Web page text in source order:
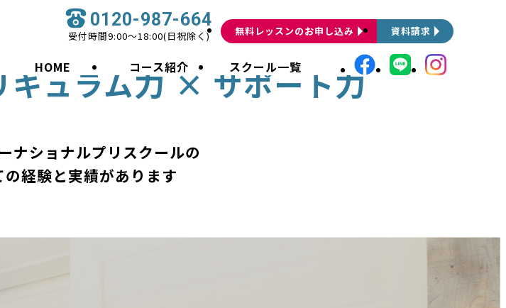
HOME コース紹介 スクール一覧
無料レッスンのお申し込み 資料請求
0120-987-664
受付時間9:00〜18:00(日祝除く)
キュラム力× サポート力
ナショナルプリスクールの
経験と実績があります